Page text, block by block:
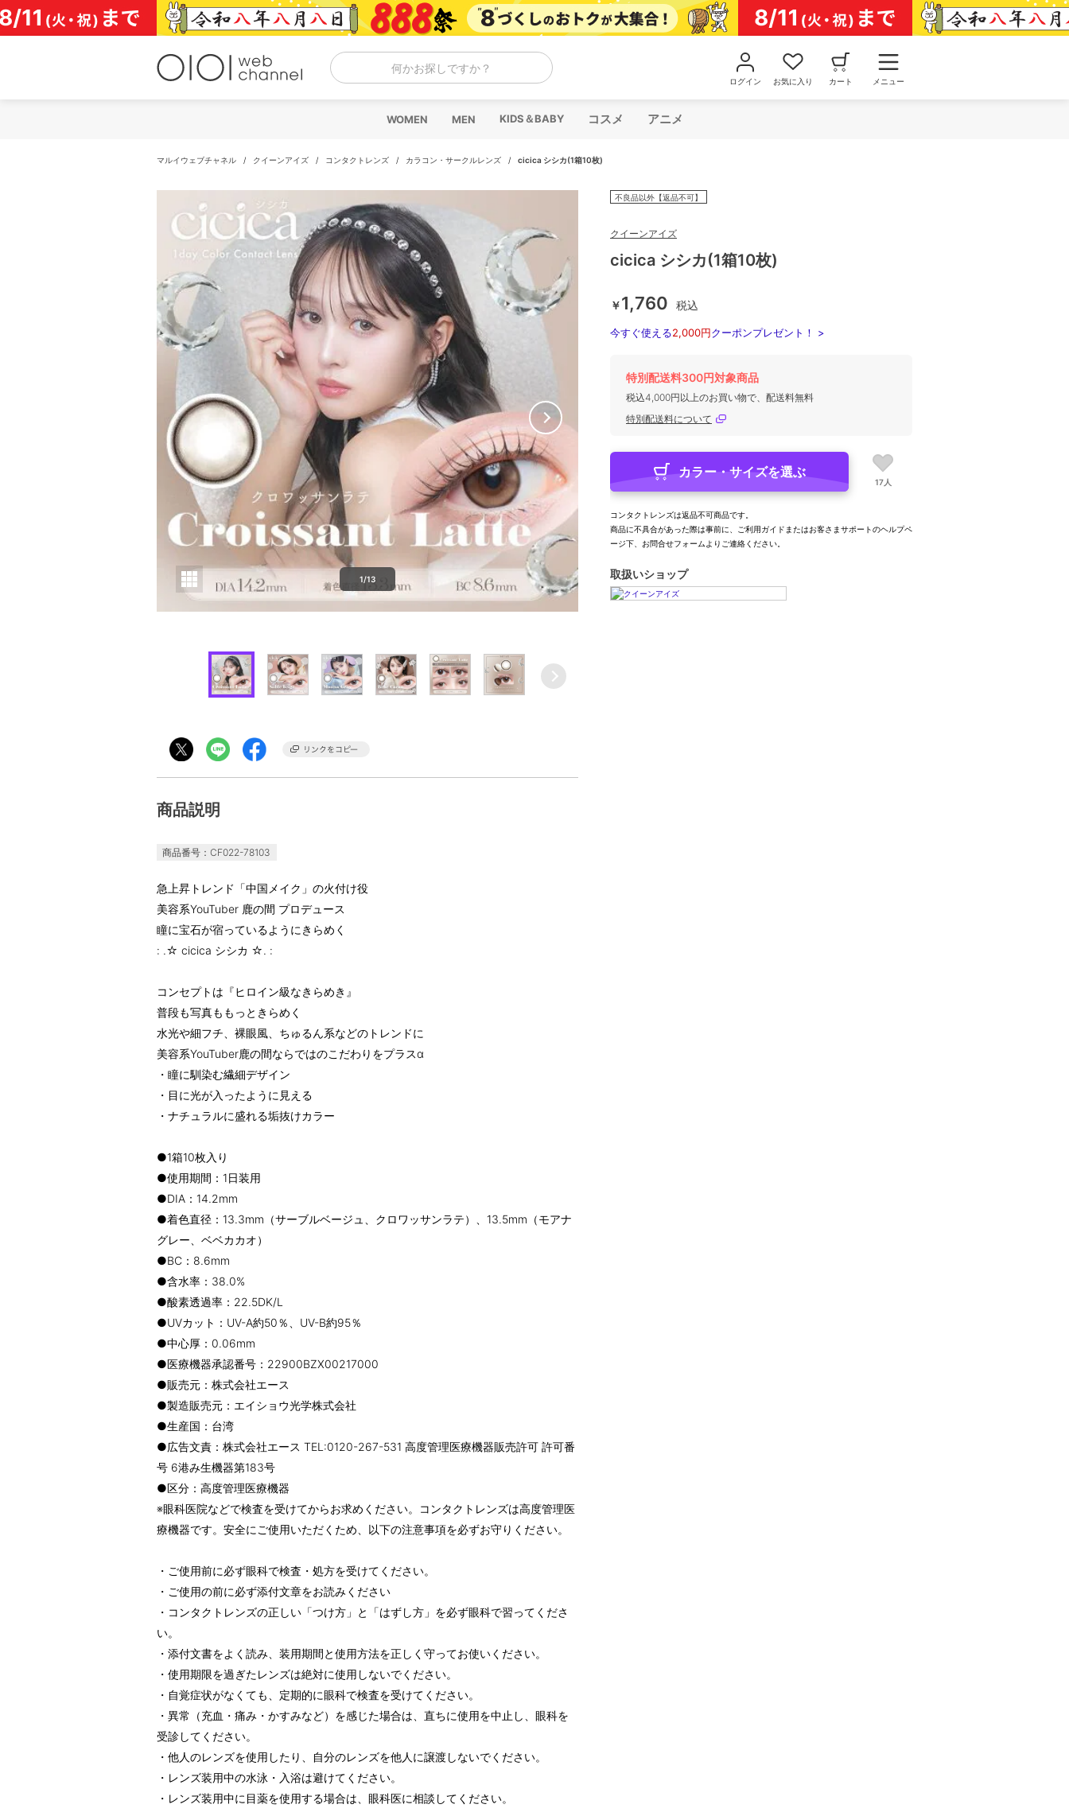
コ
ン
テ
何かお探しですか？
ログイン お気に入り カート メニュー
WOMEN MEN KIDS＆BABY コスメ アニメ
マルイウェブチャネル / クイーンアイズ / コンタクトレンズ / カラコン・サークルレンズ / cicica シシカ(1箱10枚)
1/13
商品説明
商品番号：CF022-78103
急上昇トレンド「中国メイク」の火付け役
美容系YouTuber 鹿の間 プロデュース
瞳に宝石が宿っているようにきらめく
: .☆ cicica シシカ ☆. :
コンセプトは『ヒロイン級なきらめき』
普段も写真ももっときらめく
水光や細フチ、裸眼風、ちゅるん系などのトレンドに
美容系YouTuber鹿の間ならではのこだわりをプラスα
・瞳に馴染む繊細デザイン
・目に光が入ったように見える
・ナチュラルに盛れる垢抜けカラー
●1箱10枚入り
●使用期間：1日装用
●DIA：14.2mm
●着色直径：13.3mm（サーブルベージュ、クロワッサンラテ）、13.5mm（モアナ
グレー、ベベカカオ）
●BC：8.6mm
●含水率：38.0%
●酸素透過率：22.5DK/L
●UVカット：UV-A約50％、UV-B約95％
●中心厚：0.06mm
●医療機器承認番号：22900BZX00217000
●販売元：株式会社エース
●製造販売元：エイショウ光学株式会社
●生産国：台湾
●広告文責：株式会社エース TEL:0120-267-531 高度管理医療機器販売許可 許可番
号 6港み生機器第183号
●区分：高度管理医療機器
※眼科医院などで検査を受けてからお求めください。コンタクトレンズは高度管理医
療機器です。安全にご使用いただくため、以下の注意事項を必ずお守りください。
・ご使用前に必ず眼科で検査・処方を受けてください。
・ご使用の前に必ず添付文章をお読みください
・コンタクトレンズの正しい「つけ方」と「はずし方」を必ず眼科で習ってくださ
い。
・添付文書をよく読み、装用期間と使用方法を正しく守ってお使いください。
・使用期限を過ぎたレンズは絶対に使用しないでください。
・自覚症状がなくても、定期的に眼科で検査を受けてください。
・異常（充血・痛み・かすみなど）を感じた場合は、直ちに使用を中止し、眼科を
受診してください。
・他人のレンズを使用したり、自分のレンズを他人に譲渡しないでください。
・レンズ装用中の水泳・入浴は避けてください。
・レンズ装用中に目薬を使用する場合は、眼科医に相談してください。
不良品以外【返品不可】
クイーンアイズ
cicica シシカ(1箱10枚)
￥1,760 税込
今すぐ使える2,000円クーポンプレゼント！ >
特別配送料300円対象商品
税込4,000円以上のお買い物で、配送料無料
特別配送料について
カラー・サイズを選ぶ
17人
コンタクトレンズは返品不可商品です。
商品に不具合があった際は事前に、ご利用ガイドまたはお客さまサポートのヘルプペ
ージ下、お問合せフォームよりご連絡ください。
取扱いショップ